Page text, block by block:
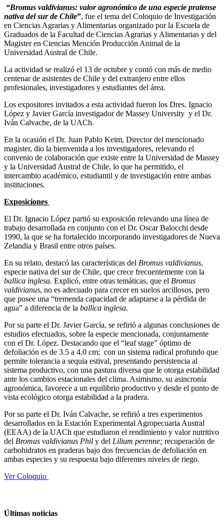
“Bromus valdivianus: valor agronómico de una especie pratense
nativa del sur de Chile”, fue el tema del Coloquio de Investigación
en Ciencias Agrarias y Alimentarias organizado por la Escuela de
Graduados de la Facultad de Ciencias Agrarias y Alimentarias y del
Magister en Ciencias Mención Producción Animal de la
Universidad Austral de Chile.
La actividad se realizó el 13 de octubre y contó con más de medio
centenar de asistentes de Chile y del extranjero entre ellos
profesionales, investigadores y estudiantes del área.
Los expositores invitados a esta actividad fueron los Dres. Ignacio
López y Javier García investigador de Massey University y el Dr.
Iván Calvache, de la UACh.
En la ocasión el Dr. Juan Pablo Keim, Director del mencionado
magister, dio la bienvenida a los investigadores, relevando el
convenio de colaboración que existe entre la Universidad de Massey
y la Universidad Austral de Chile, lo que ha permitido, el
intercambio académico, estudiantil y de investigación entre ambas
instituciones.
Exposiciones
El Dr. Ignacio López partió su exposición relevando una línea de
trabajo desarrollada en conjunto con el Dr. Oscar Balocchi desde
1990, la que se ha fortalecido incorporando investigadores de Nueva
Zelandia y Brasil entre otros países.
En su relato, destacó las características del Bromus valdivianus,
especie nativa del sur de Chile, que crece frecuentemente con la
ballica inglesa. Explicó, entre otras temáticas, que el Bromus
valdivianus, no es adecuado para crecer en suelos arcillosos, pero
que posee una “tremenda capacidad de adaptarse a la pérdida de
agua” a diferencia de la ballica inglesa.
Por su parte el Dr. Javier García, se refirió a algunas conclusiones de
estudios efectuados, sobre la especie mencionada, conjuntamente
con el Dr. López. Destacando que el “leaf stage” óptimo de
defoliación es de 3.5 a 4.0 cm; con un sistema radical profundo que
permite tolerancia a sequia estival, presentando persistencia al
sistema productivo, con una pastura diversa que le otorga estabilidad
ante los cambios estacionales del clima. Asimismo, su asincronía
agronómica, favorece a un equilibrio productivo y desde el punto de
vista ecológico otorga estabilidad a la pradera.
Por su parte el Dr. Iván Calvache, se refirió a tres experimentos
desarrollados en la Estación Experimental Agropecuaria Austral
(EEAA) de la UACh que estudiaron el rendimiento y valor nutritivo
del Bromus valdivianus Phil y del Lilium perenne; recuperación de
carbohidratos en praderas bajo dos frecuencias de defoliación en
ambas especies y su respuesta bajo diferentes niveles de riego.
Ver Coloquio
Últimas noticias